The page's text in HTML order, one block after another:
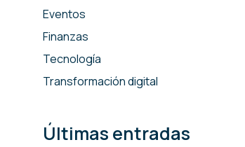
Eventos
Finanzas
Tecnología
Transformación digital
Últimas entradas